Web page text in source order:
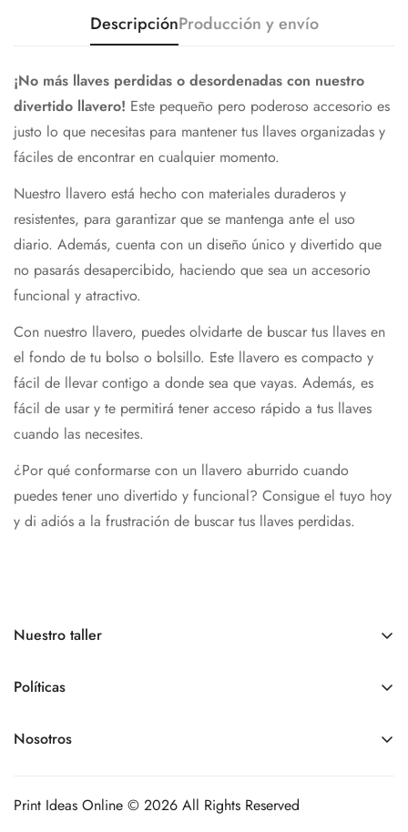
DescripciónProducción y envío
¡No más llaves perdidas o desordenadas con nuestro
divertido llavero! Este pequeño pero poderoso accesorio es
justo lo que necesitas para mantener tus llaves organizadas y
fáciles de encontrar en cualquier momento.
Nuestro llavero está hecho con materiales duraderos y
resistentes, para garantizar que se mantenga ante el uso
diario. Además, cuenta con un diseño único y divertido que
no pasarás desapercibido, haciendo que sea un accesorio
funcional y atractivo.
Con nuestro llavero, puedes olvidarte de buscar tus llaves en
el fondo de tu bolso o bolsillo. Este llavero es compacto y
fácil de llevar contigo a donde sea que vayas. Además, es
fácil de usar y te permitirá tener acceso rápido a tus llaves
cuando las necesites.
¿Por qué conformarse con un llavero aburrido cuando
puedes tener uno divertido y funcional? Consigue el tuyo hoy
y di adiós a la frustración de buscar tus llaves perdidas.
Nuestro taller
de lunes a viernes de 9:00 am a 6:00 pm, sábados y
+1 809 963 9012
Políticas
Políticas de envíos
Políticas de cancelaciones
Nosotros
Nuestro taller de producción está en la Juan Tomas Mejía y
Print Ideas Online © 2026 All Rights Reserved